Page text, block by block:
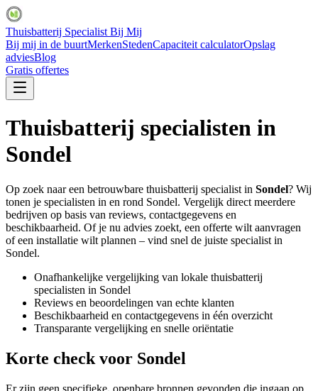
Thuisbatterij Specialist Bij Mij
Bij mij in de buurtMerkenStedenCapaciteit calculatorOpslag
adviesBlog
Gratis offertes
Thuisbatterij specialisten in
Sondel
Op zoek naar een betrouwbare thuisbatterij specialist in Sondel? Wij
tonen je specialisten in en rond Sondel. Vergelijk direct meerdere
bedrijven op basis van reviews, contactgegevens en
beschikbaarheid. Of je nu advies zoekt, een offerte wilt aanvragen
of een installatie wilt plannen – vind snel de juiste specialist in
Sondel.
Onafhankelijke vergelijking van lokale thuisbatterij
specialisten in Sondel
Reviews en beoordelingen van echte klanten
Beschikbaarheid en contactgegevens in één overzicht
Transparante vergelijking en snelle oriëntatie
Korte check voor Sondel
Er zijn geen specifieke, openbare bronnen gevonden die ingaan op